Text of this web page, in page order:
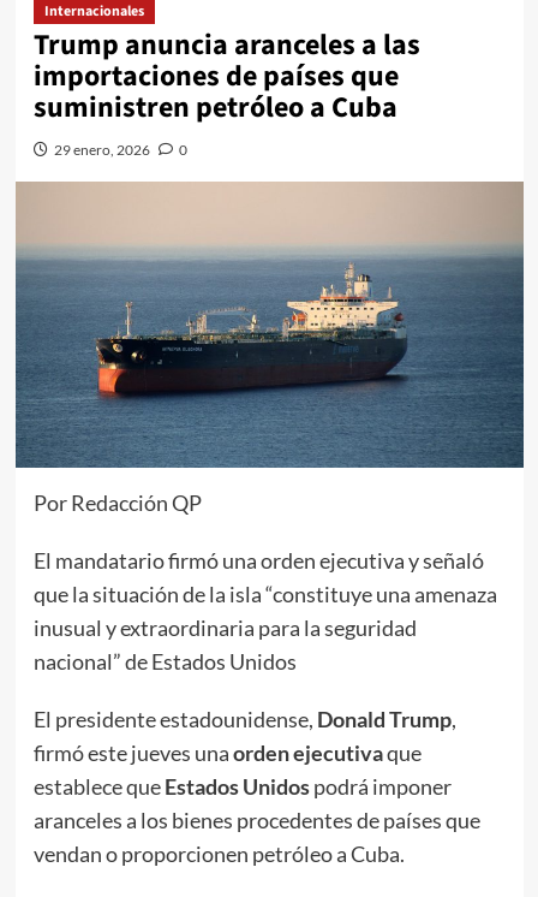
Internacionales
Trump anuncia aranceles a las
importaciones de países que
suministren petróleo a Cuba
29 enero, 2026 0
Por Redacción QP
El mandatario firmó una orden ejecutiva y señaló
que la situación de la isla “constituye una amenaza
inusual y extraordinaria para la seguridad
nacional” de Estados Unidos
El presidente estadounidense, Donald Trump,
firmó este jueves unaorden ejecutivaque
establece queEstados Unidospodrá imponer
aranceles a los bienes procedentes de países que
vendan o proporcionen petróleo a Cuba.